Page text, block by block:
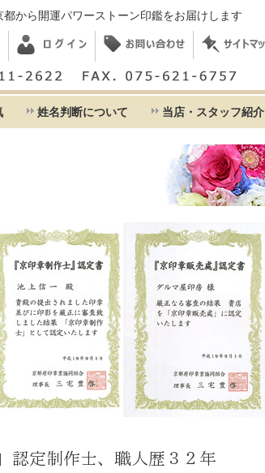
から開運パワーストーン印鑑をお届けします
姓名判断について 当店・スタッフ紹介
認定制作士、職人歴３２年